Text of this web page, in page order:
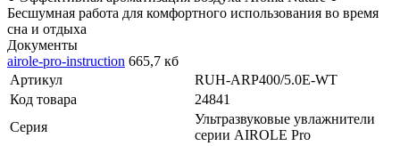
Бесшумная работа для комфортного использования во время
сна и отдыха
Документы
airole-pro-instruction 665,7 кб
Артикул
RUH-ARP400/5.0E-WT
Код товара
24841
Серия
Ультразвуковые увлажнители
серии AIROLE Pro